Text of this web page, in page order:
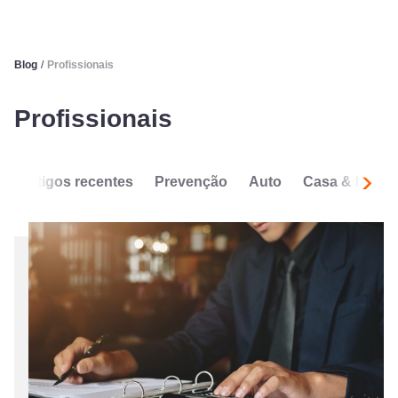
Blog / Profissionais
Profissionais
Artigos recentes Prevenção Auto Casa &